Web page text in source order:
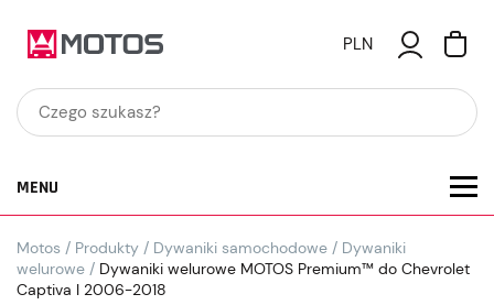
PLN
MENU
Motos / Produkty / Dywaniki samochodowe / Dywaniki
welurowe / Dywaniki welurowe MOTOS Premium™ do Chevrolet
Captiva I 2006-2018